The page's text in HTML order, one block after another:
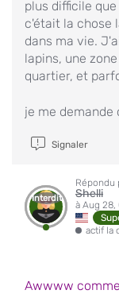
plus difficile
c'était la chose
dans ma vie.
lapins, une
quartier, et
je me
Signaler
Interdit
Répondu
Shelli
à Aug 28,
actif la
Awwww